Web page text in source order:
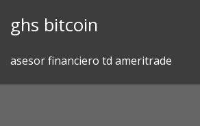
ghs bitcoin
asesor financiero td ameritrade